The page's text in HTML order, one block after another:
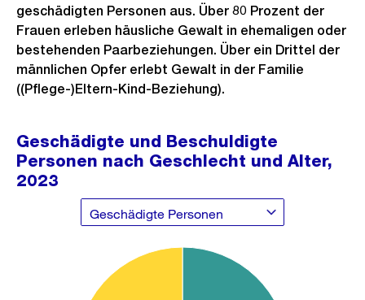
geschädigten Personen aus. Über 80 Prozent der
Frauen erleben häusliche Gewalt in ehemaligen oder
bestehenden Paarbeziehungen. Über ein Drittel der
männlichen Opfer erlebt Gewalt in der Familie
((Pflege-)Eltern-Kind-Beziehung).
Geschädigte und Beschuldigte
Personen nach Geschlecht und Alter,
2023